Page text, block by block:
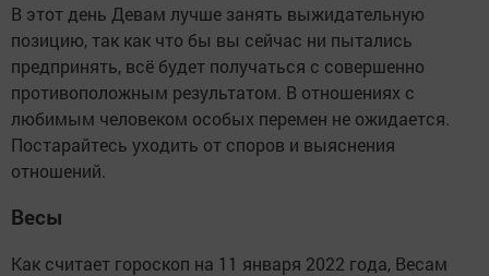
В этот день Девам лучше занять выжидательную
позицию, так как что бы вы сейчас ни пытались
предпринять, всё будет получаться с совершенно
противоположным результатом. В отношениях с
любимым человеком особых перемен не ожидается.
Постарайтесь уходить от споров и выяснения
отношений.
Весы
Как считает гороскоп на 11 января 2022 года, Весам